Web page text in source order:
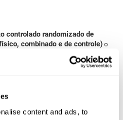
content and ads, to
controlado randomizado de
combinado e de controle)o
desses diferentes tipos de
dados para o estudo, é possível
participante no computador para